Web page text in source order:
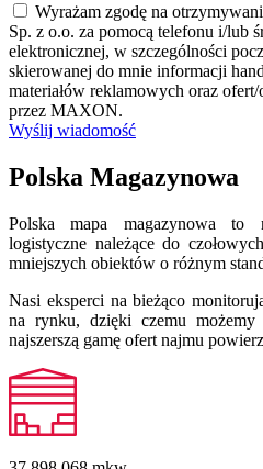
Wyrażam zgodę na
Sp. z o.o. za pomocą telefonu i/lub
elektronicznej, w szczególności
skierowanej do mnie informacji
materiałów reklamowych oraz ofert/
przez MAXON.
Wyślij wiadomość
Polska Magazynowa
Polska mapa magazynowa to
logistyczne należące do
mniejszych obiektów o różnym
Nasi eksperci na bieżąco
na rynku, dzięki czemu możemy
najszerszą gamę ofert najmu